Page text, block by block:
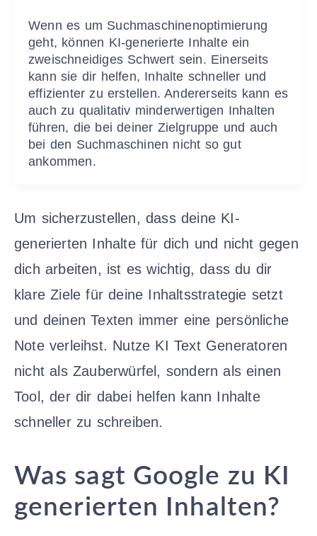
Wenn es um Suchmaschinenoptimierung
geht, können KI-generierte Inhalte ein
zweischneidiges Schwert sein. Einerseits
kann sie dir helfen, Inhalte schneller und
effizienter zu erstellen. Andererseits kann es
auch zu qualitativ minderwertigen Inhalten
führen, die bei deiner Zielgruppe und auch
bei den Suchmaschinen nicht so gut
ankommen.
Um sicherzustellen, dass deine KI-
generierten Inhalte für dich und nicht gegen
dich arbeiten, ist es wichtig, dass du dir
klare Ziele für deine Inhaltsstrategie setzt
und deinen Texten immer eine persönliche
Note verleihst. Nutze KI Text Generatoren
nicht als Zauberwürfel, sondern als einen
Tool, der dir dabei helfen kann Inhalte
schneller zu schreiben.
Was sagt Google zu KI
generierten Inhalten?